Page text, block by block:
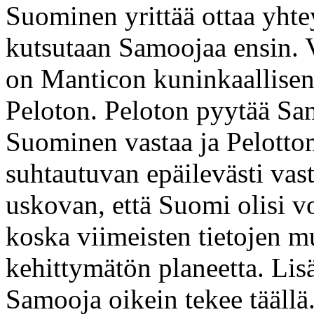
Suominen yrittää ottaa
kutsutaan Samoojaa ensin.
on Manticon
Peloton. Peloton pyytää
Suominen vastaa ja
suhtautuvan epäilevästi
uskovan, että Suomi olisi
koska viimeisten tietojen
kehittymätön planeetta.
Samooja oikein tekee